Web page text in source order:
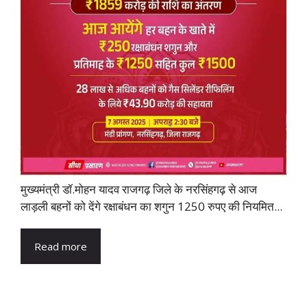
मुख्यमंत्री डॉ.मोहन यादव राजगढ़ जिले के नरसिंहगढ़ से आज
लाड़ली बहनों को देंगे रक्षाबंधन का शगुन 1250 रुपए की नियमित...
Read more